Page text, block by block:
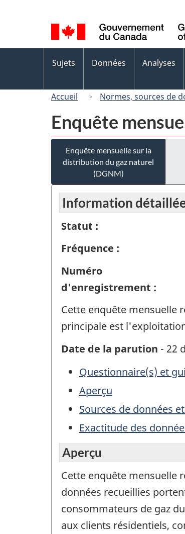
de
la
langue
des
Sujets Données Analyses
Accueil Normes, sources de
Enquête
Enquête mensuelle sur la
distribution du gaz naturel
(DGNM)
Information
Statut :
Fréquence :
Numéro
d'enregistrement :
Cette enquête mensuelle
principale est
Date de la parution - 22
Questionnaire(s) et
Aperçu
Sources de données
Exactitude des
Aperçu
Cette enquête mensuelle
données recueillies
consommateurs de gaz
aux clients résidentiels,